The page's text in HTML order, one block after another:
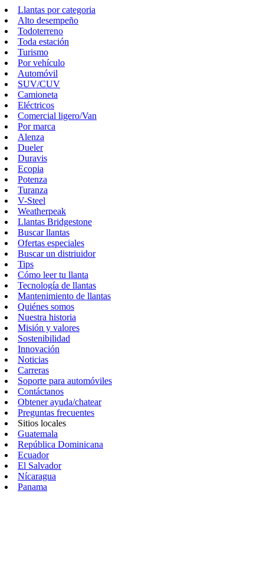
Llantas por categoria
Alto desempeño
Todoterreno
Toda estación
Turismo
Por vehículo
Automóvil
SUV/CUV
Camioneta
Eléctricos
Comercial ligero/Van
Por marca
Alenza
Dueler
Duravis
Ecopia
Potenza
Turanza
V-Steel
Weatherpeak
Llantas Bridgestone
Buscar llantas
Ofertas especiales
Buscar un distriuidor
Tips
Cómo leer tu llanta
Tecnología de llantas
Mantenimiento de llantas
Quiénes somos
Nuestra historia
Misión y valores
Sostenibilidad
Innovación
Noticias
Carreras
Soporte para automóviles
Contáctanos
Obtener ayuda/chatear
Preguntas frecuentes
Sitios locales
Guatemala
República Dominicana
Ecuador
El Salvador
Nícaragua
Panama